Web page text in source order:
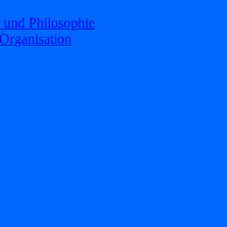
Philosophie